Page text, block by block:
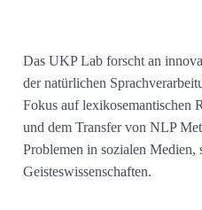
Das UKP Lab forscht an
der natürlichen
Fokus auf lexikosemantischen
und dem Transfer von NLP
Problemen in sozialen Medien,
Geisteswissenschaften.